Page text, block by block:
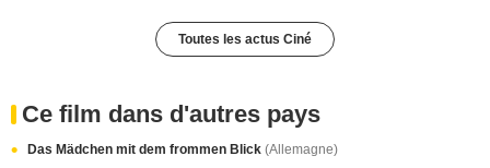
Toutes les actus Ciné
Ce film dans d'autres pays
Das Mädchen mit dem frommen Blick (Allemagne)